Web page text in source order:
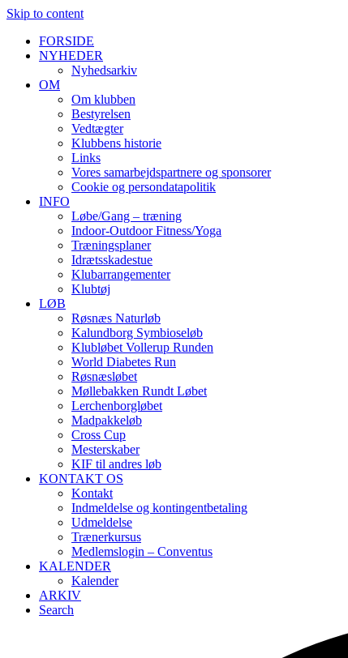
Skip to content
FORSIDE
NYHEDER
Nyhedsarkiv
OM
Om klubben
Bestyrelsen
Vedtægter
Klubbens historie
Links
Vores samarbejdspartnere og sponsorer
Cookie og persondatapolitik
INFO
Løbe/Gang – træning
Indoor-Outdoor Fitness/Yoga
Træningsplaner
Idrætsskadestue
Klubarrangementer
Klubtøj
LØB
Røsnæs Naturløb
Kalundborg Symbioseløb
Klubløbet Vollerup Runden
World Diabetes Run
Røsnæsløbet
Møllebakken Rundt Løbet
Lerchenborgløbet
Madpakkeløb
Cross Cup
Mesterskaber
KIF til andres løb
KONTAKT OS
Kontakt
Indmeldelse og kontingentbetaling
Udmeldelse
Trænerkursus
Medlemslogin – Conventus
KALENDER
Kalender
ARKIV
Search